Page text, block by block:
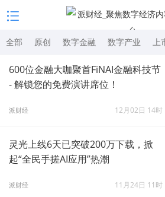
全部 原创 数字金融 数字产业 上
600位金融大咖聚首FiNAI金融科技节
- 解锁您的免费演讲席位！
派财经 12月02日 14时
灵光上线6天已突破200万下载，掀
起“全民手搓AI应用”热潮
派财经 11月24日 11时